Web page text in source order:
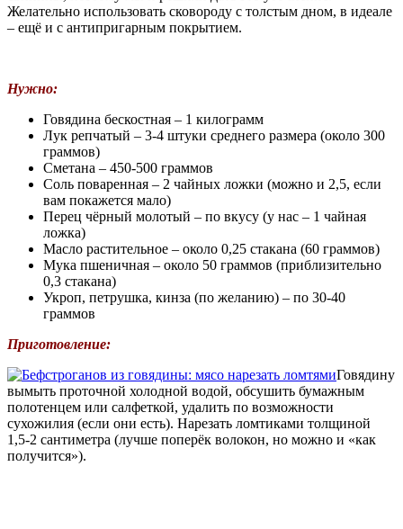
Желательно использовать сковороду с толстым дном, в идеале
– ещё и с антипригарным покрытием.
Нужно:
Говядина бескостная – 1 килограмм
Лук репчатый – 3-4 штуки среднего размера (около 300
граммов)
Сметана – 450-500 граммов
Соль поваренная – 2 чайных ложки (можно и 2,5, если
вам покажется мало)
Перец чёрный молотый – по вкусу (у нас – 1 чайная
ложка)
Масло растительное – около 0,25 стакана (60 граммов)
Мука пшеничная – около 50 граммов (приблизительно
0,3 стакана)
Укроп, петрушка, кинза (по желанию) – по 30-40
граммов
Приготовление:
Говядину
вымыть проточной холодной водой, обсушить бумажным
полотенцем или салфеткой, удалить по возможности
сухожилия (если они есть). Нарезать ломтиками толщиной
1,5-2 сантиметра (лучше поперёк волокон, но можно и «как
получится»).